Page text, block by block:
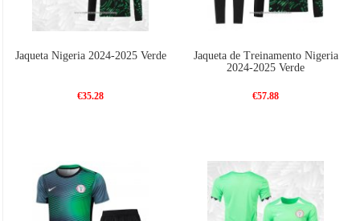
Jaqueta Nigeria 2024-2025 Verde
€35.28
Jaqueta de Treinamento Nigeria
2024-2025 Verde
€57.88